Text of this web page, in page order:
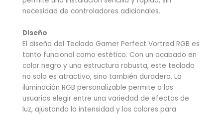
necesidad de controladores adicionales.
Diseño
El diseño del Teclado Gamer Perfect Vortred RGB es
tanto funcional como estético. Con un acabado en
color negro y una estructura robusta, este teclado
no solo es atractivo, sino también duradero. La
iluminación RGB personalizable permite a los
usuarios elegir entre una variedad de efectos de
luz, ajustando la intensidad y los colores para